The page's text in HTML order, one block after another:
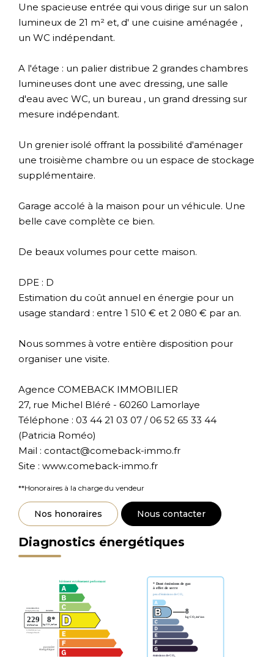
Une spacieuse entrée qui vous dirige sur un salon
lumineux de 21 m² et, d' une cuisine aménagée ,
un WC indépendant.
A l'étage : un palier distribue 2 grandes chambres
lumineuses dont une avec dressing, une salle
d'eau avec WC, un bureau , un grand dressing sur
mesure indépendant.
Un grenier isolé offrant la possibilité d'aménager
une troisième chambre ou un espace de stockage
supplémentaire.
Garage accolé à la maison pour un véhicule. Une
belle cave complète ce bien.
De beaux volumes pour cette maison.
DPE : D
Estimation du coût annuel en énergie pour un
usage standard : entre 1 510 € et 2 080 € par an.
Nous sommes à votre entière disposition pour
organiser une visite.
Agence COMEBACK IMMOBILIER
27, rue Michel Bléré - 60260 Lamorlaye
Téléphone : 03 44 21 03 07 / 06 52 65 33 44
(Patricia Roméo)
Mail : contact@comeback-immo.fr
Site : www.comeback-immo.fr
**Honoraires à la charge du vendeur
Nos honoraires Nous contacter
Diagnostics énergétiques